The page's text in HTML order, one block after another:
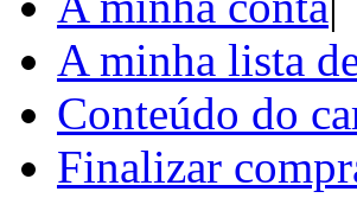
A minha lista
Conteúdo do
Finalizar